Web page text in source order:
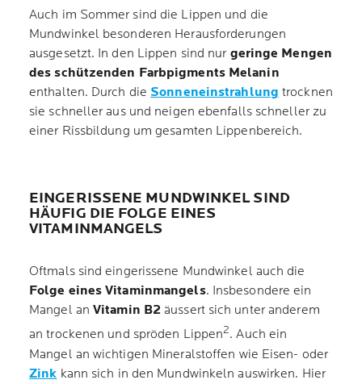
Auch im Sommer sind die Lippen und die
Mundwinkel besonderen Herausforderungen
ausgesetzt. In den Lippen sind nur geringe Mengen
des schützenden Farbpigments Melanin
enthalten. Durch die Sonneneinstrahlung trocknen
sie schneller aus und neigen ebenfalls schneller zu
einer Rissbildung um gesamten Lippenbereich.
EINGERISSENE MUNDWINKEL SIND
HÄUFIG DIE FOLGE EINES
VITAMINMANGELS
Oftmals sind eingerissene Mundwinkel auch die
Folge eines Vitaminmangels. Insbesondere ein
Mangel an Vitamin B2 äussert sich unter anderem
an trockenen und spröden Lippen2. Auch ein
Mangel an wichtigen Mineralstoffen wie Eisen- oder
Zink kann sich in den Mundwinkeln auswirken. Hier